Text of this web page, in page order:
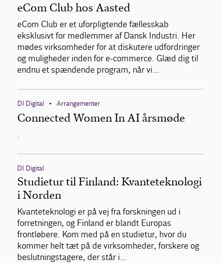
eCom Club hos Aasted
eCom Club er et uforpligtende fællesskab
eksklusivt for medlemmer af Dansk Industri. Her
mødes virksomheder for at diskutere udfordringer
og muligheder inden for e-commerce. Glæd dig til
endnu et spændende program, når vi…
DI Digital • Arrangementer
Connected Women In AI årsmøde
.
DI Digital
Studietur til Finland: Kvanteteknologi
i Norden
Kvanteteknologi er på vej fra forskningen ud i
forretningen, og Finland er blandt Europas
frontløbere. Kom med på en studietur, hvor du
kommer helt tæt på de virksomheder, forskere og
beslutningstagere, der står i…